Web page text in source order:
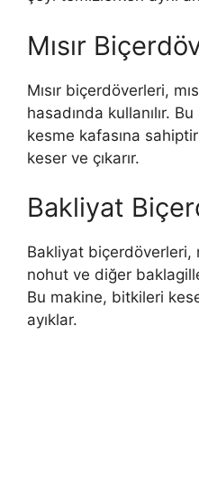
Mısır
Mısır biçerdöverleri,
hasadında kullanılır.
kesme kafasına sahiptir
keser ve çıkarır.
Bakliyat
Bakliyat biçerdöverleri,
nohut ve diğer
Bu makine, bitkileri
ayıklar.